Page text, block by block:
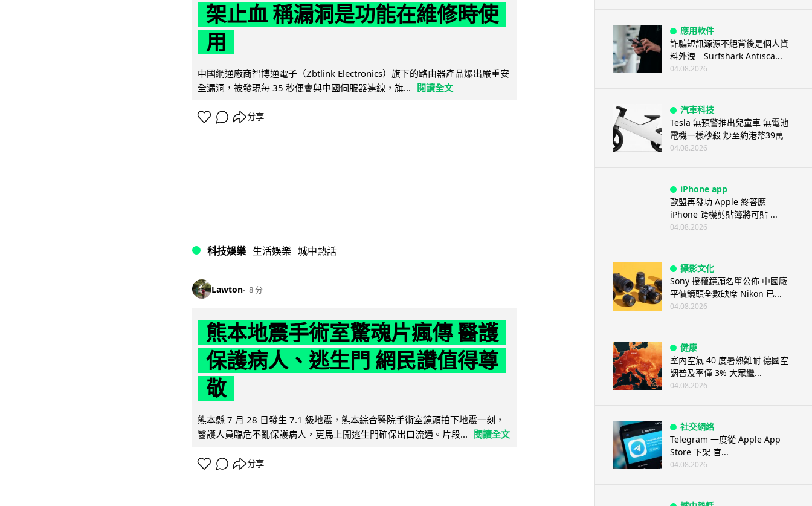
架止血 稱漏洞是功能在維修時使
用
中國網通廠商智博通電子（Zbtlink Electronics）旗下的路由器產品爆出嚴重安
全漏洞，被發現每 35 秒便會與中國伺服器連線，旗...
閱讀全文
分享
科技娛樂 生活娛樂 城中熱話
Lawton 8 分
熊本地震手術室驚魂片瘋傳 醫護
保護病人、逃生門 網民讚值得尊
敬
熊本縣 7 月 28 日發生 7.1 級地震，熊本綜合醫院手術室鏡頭拍下地震一刻，
醫護人員臨危不亂保護病人，更馬上開逃生門確保出口流通。片段...
閱讀全文
分享
應用軟件
詐騙短訊源源不絕背後是個人資
料外洩 Surfshark Antisca...
04.08.2026
汽車科技
Tesla 無預警推出兒童車 無電池
電機一樣秒殺 炒至約港幣39萬
04.08.2026
iPhone app
歐盟再發功 Apple 終答應
iPhone 跨機剪貼簿將可貼 ...
04.08.2026
攝影文化
Sony 授權鏡頭名單公佈 中國廠
平價鏡頭全數缺席 Nikon 已...
04.08.2026
健康
室內空氣 40 度暑熱難耐 德國空
調普及率僅 3% 大眾繼...
04.08.2026
社交網絡
Telegram 一度從 Apple App
Store 下架 官...
04.08.2026